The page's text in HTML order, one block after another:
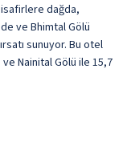
dağda,
ve Bhimtal Gölü
sunuyor. Bu otel
ve Nainital Gölü ile 15,7